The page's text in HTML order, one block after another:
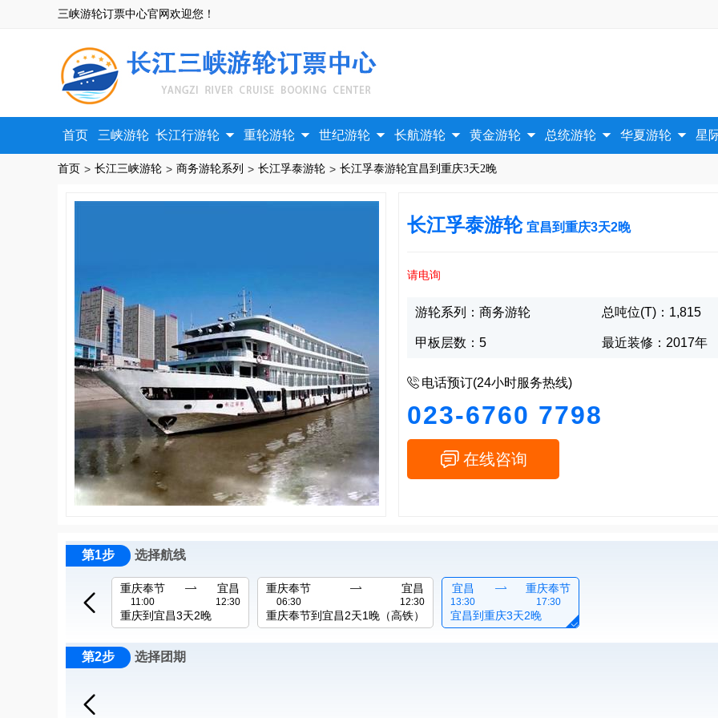
三峡游轮订票中心官网欢迎您！
首页 三峡游轮 长江行游轮  重轮游轮  世纪游轮  长航游轮  黄金游轮  总统游轮  华夏游轮  星
首页 > 长江三峡游轮 > 商务游轮系列 > 长江孚泰游轮 > 长江孚泰游轮宜昌到重庆3天2晚
长江孚泰游轮 宜昌到重庆3天2晚
请电询
游轮系列：商务游轮 总吨位(T)：1,815
甲板层数：5 最近装修：2017年
 电话预订(24小时服务热线)
023-6760 7798
 在线咨询
第1步 选择航线

重庆奉节
11:00
 宜昌
12:30
重庆到宜昌3天2晚
重庆奉节
06:30
 宜昌
12:30
重庆奉节到宜昌2天1晚（高铁）
宜昌
13:30
 重庆奉节
17:30
宜昌到重庆3天2晚 
第2步 选择团期
